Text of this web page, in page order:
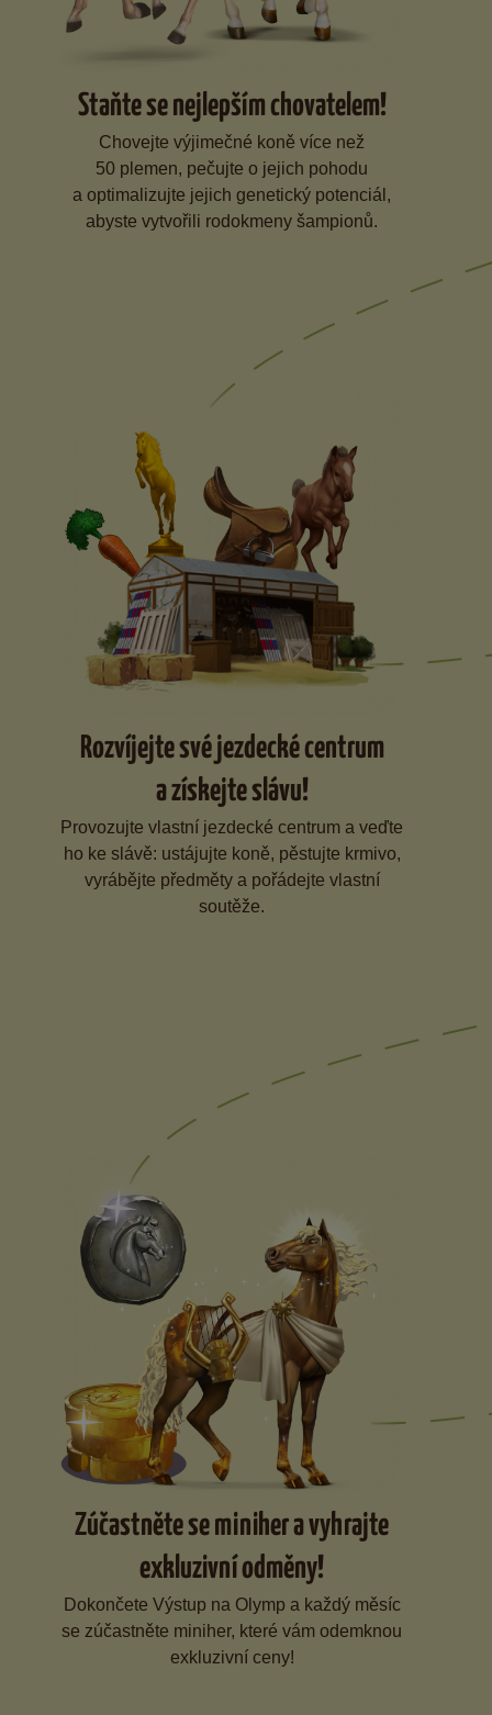
Staňte se nejlepším chovatelem!
Chovejte výjimečné koně více než
50 plemen, pečujte o jejich pohodu
a optimalizujte jejich genetický potenciál,
abyste vytvořili rodokmeny šampionů.
Rozvíjejte své jezdecké centrum
a získejte slávu!
Provozujte vlastní jezdecké centrum a veďte
ho ke slávě: ustájujte koně, pěstujte krmivo,
vyrábějte předměty a pořádejte vlastní
soutěže.
Zúčastněte se miniher a vyhrajte
exkluzivní odměny!
Dokončete Výstup na Olymp a každý měsíc
se zúčastněte miniher, které vám odemknou
exkluzivní ceny!